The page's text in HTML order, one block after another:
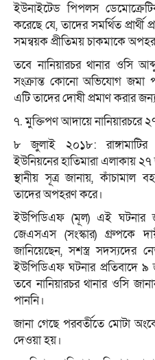
ইউনাইটেড পিপলস
করেছে যে, তাদের সমর্থিত প্রার্থী
সমন্বয়ক প্রীতিময় চাকমাকে
তবে নানিয়ারচর থানার ওসি
সংক্রান্ত কোনো অভিযোগ জমা
এটি তাদের দোষী প্রমাণ করার
৭. মুক্তিপণ আদায়ে
৮ জুলাই ২০১৮: রাঙ্গামাটির
ইউনিয়নের হাতিমারা এলাকায়
স্থানীয় সূত্র জানায়, কাঁচামাল
তাদের অপহরণ করে।
ইউপিডিএফ (মূল) এই ঘটনার
জেএসএস (সংস্কার) গ্রুপকে
জানিয়েছেন, সশস্ত্র সদস্যদের
ইউপিডিএফ ঘটনার প্রতিবাদে ৯
তবে নানিয়ারচর থানার ওসি
পাননি।
জানা গেছে পরবর্তীতে মোটা
দেওয়া হয়।